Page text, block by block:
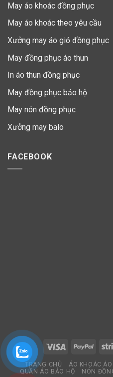
May áo khoác đồng phục
May áo khoác theo yêu cầu
Xưởng may áo gió đồng phục
May đồng phục áo thun
In áo thun đồng phục
May đồng phục bảo hộ
May nón đồng phục
Xưởng may balo
FACEBOOK
TRANG CHỦ ÁO KHOÁC ÁO
QUẦN ÁO BẢO HỘ
NÓN